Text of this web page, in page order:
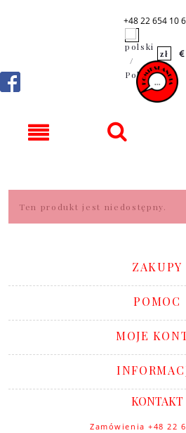
+48 22 654 10
Ten produkt jest niedostępny.
ZAKUPY
POMOC
MOJE
KONTAKT
Zamówienia +48 22